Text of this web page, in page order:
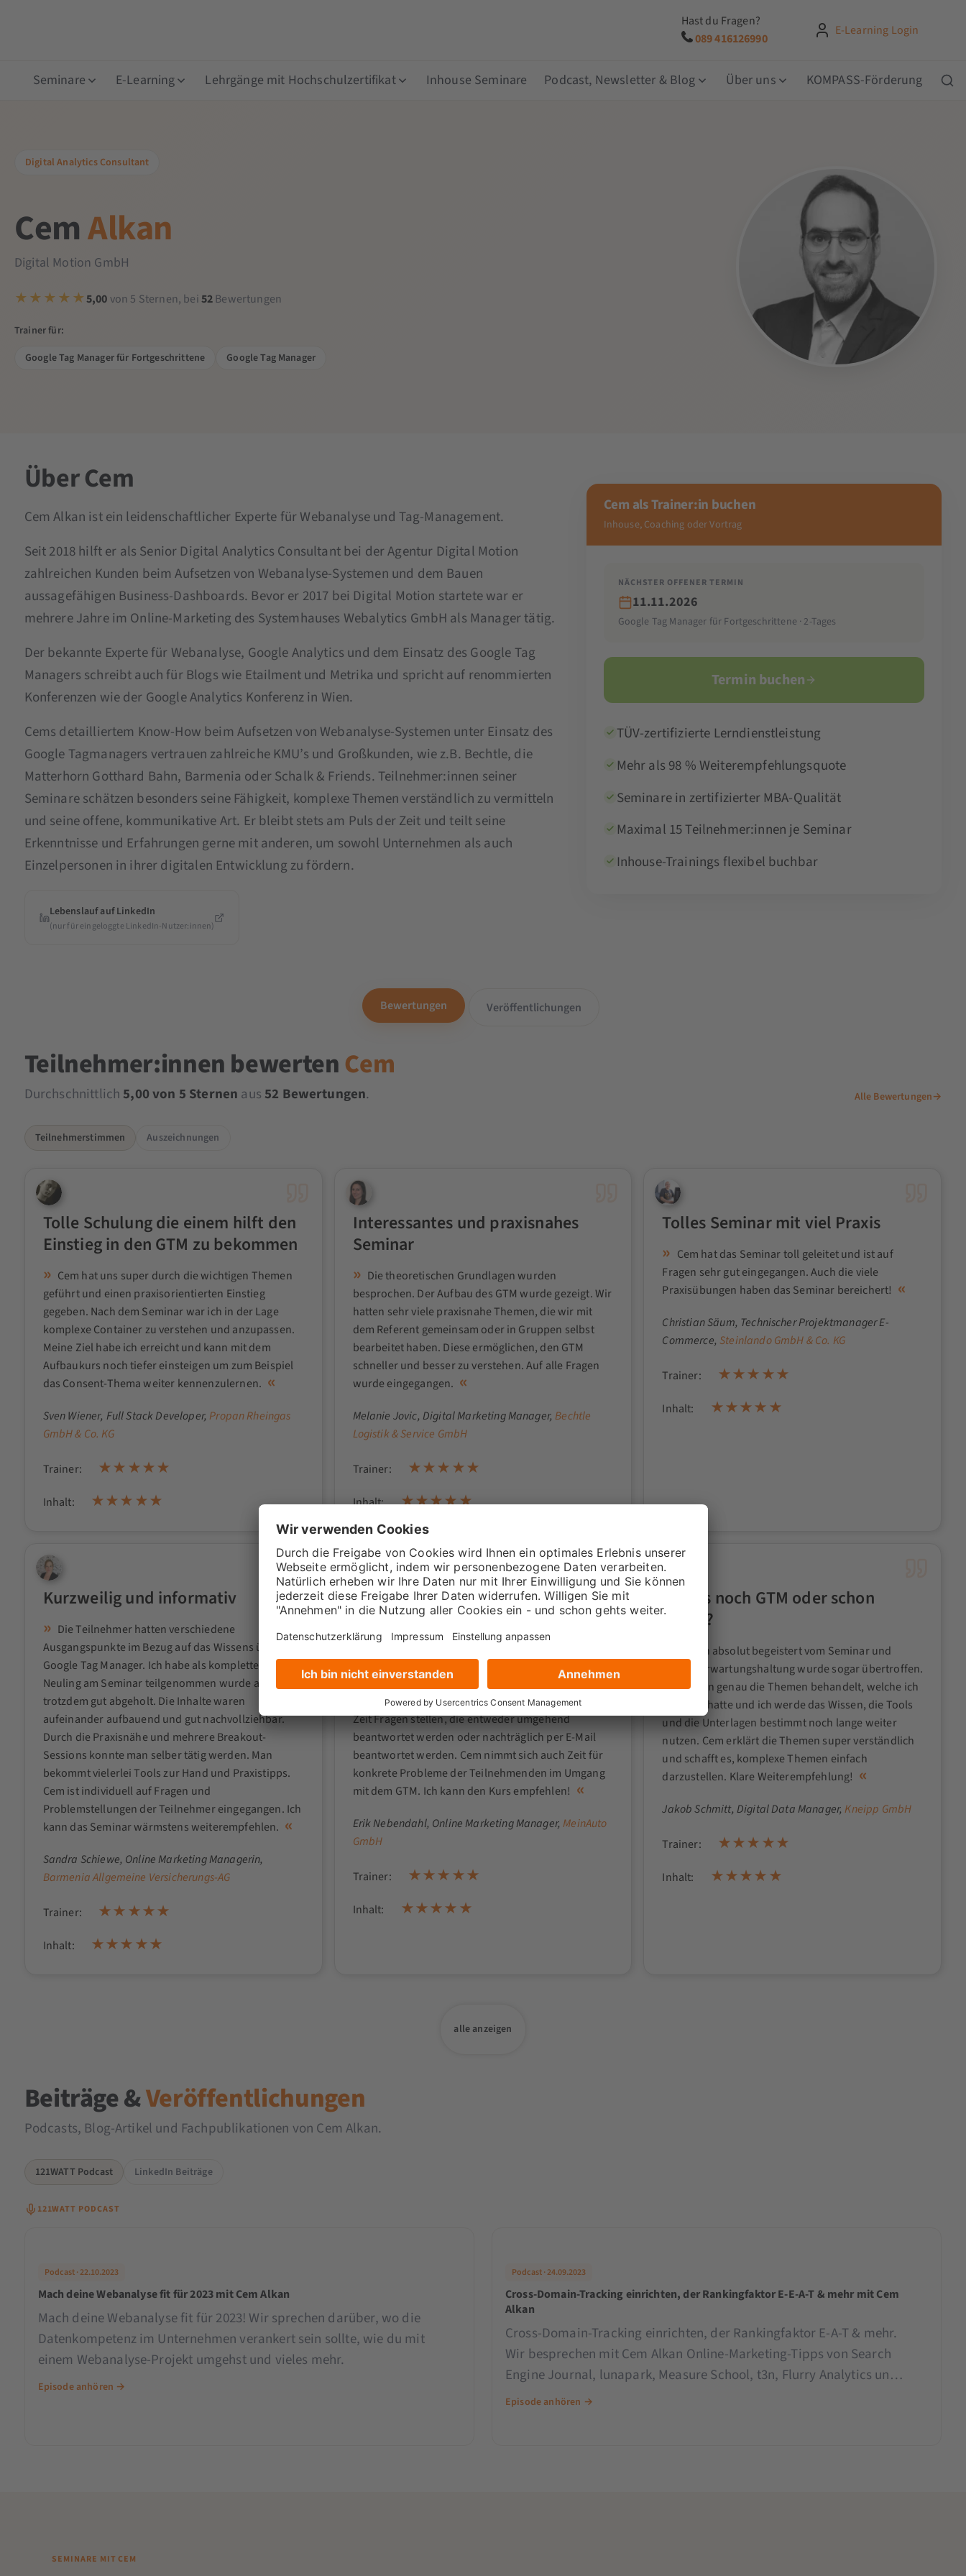
Hast du Fragen?
089 416126990
E-Learning Login
Seminare E-Learning Lehrgänge mit Hochschulzertifikat Inhouse Seminare Podcast, Newsletter & Blog Über uns KOMPASS-Förderung
Digital Analytics Consultant
CemAlkan
Digital Motion GmbH
5,00von 5 Sternen, bei52Bewertungen
Trainer für:
Google Tag Manager für Fortgeschrittene
Google Tag Manager
Über Cem
Cem Alkan ist ein leidenschaftlicher Experte für Webanalyse und Tag-Management.
Seit 2018 hilft er als Senior Digital Analytics Consultant bei der Agentur Digital Motion
zahlreichen Kunden beim Aufsetzen von Webanalyse-Systemen und dem Bauen
aussagefähigen Business-Dashboards. Bevor er 2017 bei Digital Motion startete war er
mehrere Jahre im Online-Marketing des Systemhauses Webalytics GmbH als Manager tätig.
Der bekannte Experte für Webanalyse, Google Analytics und dem Einsatz des Google Tag
Managers schreibt auch für Blogs wie Etailment und Metrika und spricht auf renommierten
Konferenzen wie der Google Analytics Konferenz in Wien.
Cems detailliertem Know-How beim Aufsetzen von Webanalyse-Systemen unter Einsatz des
Google Tagmanagers vertrauen zahlreiche KMU’s und Großkunden, wie z.B. Bechtle, die
Matterhorn Gotthard Bahn, Barmenia oder Schalk & Friends. Teilnehmer:innen seiner
Seminare schätzen besonders seine Fähigkeit, komplexe Themen verständlich zu vermitteln
und seine offene, kommunikative Art. Er bleibt stets am Puls der Zeit und teilt seine
Erkenntnisse und Erfahrungen gerne mit anderen, um sowohl Unternehmen als auch
Einzelpersonen in ihrer digitalen Entwicklung zu fördern.
Lebenslauf auf LinkedIn
(nur für eingeloggte LinkedIn-Nutzer:innen)
Cem als Trainer:in buchen
Inhouse, Coaching oder Vortrag
NÄCHSTER OFFENER TERMIN
11.11.2026
Google Tag Manager für Fortgeschrittene · 2-Tages
Termin buchen
TÜV-zertifizierte Lerndienstleistung
Mehr als 98 % Weiterempfehlungsquote
Seminare in zertifizierter MBA-Qualität
Maximal 15 Teilnehmer:innen je Seminar
Inhouse-Trainings flexibel buchbar
Bewertungen Veröffentlichungen
Teilnehmer:innen bewertenCem
Durchschnittlich 5,00 von 5 Sternen aus 52 Bewertungen. Alle Bewertungen→
Teilnehmerstimmen Auszeichnungen
Tolle Schulung die einem hilft den
Einstieg in den GTM zu bekommen
Cem hat uns super durch die wichtigen Themen
geführt und einen praxisorientierten Einstieg
gegeben. Nach dem Seminar war ich in der Lage
komplexe Container zu verstehen und anzupassen.
Meine Ziel habe ich erreicht und kann mit dem
Aufbaukurs noch tiefer einsteigen um zum Beispiel
das Consent-Thema weiter kennenzulernen.
Sven Wiener, Full Stack Developer,Propan Rheingas
GmbH & Co. KG
Trainer:
Inhalt:
Interessantes und praxisnahes
Seminar
Die theoretischen Grundlagen wurden
besprochen. Der Aufbau des GTM wurde gezeigt. Wir
hatten sehr viele praxisnahe Themen, die wir mit
dem Referent gemeinsam oder in Gruppen selbst
bearbeitet haben. Diese ermöglichen, den GTM
schneller und besser zu verstehen. Auf alle Fragen
wurde eingegangen.
Melanie Jovic, Digital Marketing Manager,Bechtle
Logistik & Service GmbH
Trainer:
Inhalt:
Tolles Seminar mit viel Praxis
Cem hat das Seminar toll geleitet und ist auf
Fragen sehr gut eingegangen. Auch die viele
Praxisübungen haben das Seminar bereichert!
Christian Säum, Technischer Projektmanager E-
Commerce,Steinlando GmbH & Co. KG
Trainer:
Inhalt:
Kurzweilig und informativ
Die Teilnehmer hatten verschiedene
Ausgangspunkte im Bezug auf das Wissens über den
Google Tag Manager. Ich habe als kompletter GTM-
Neuling am Seminar teilgenommen wurde aber
trotzdem gut abgeholt. Die Inhalte waren
aufeinander aufbauend und gut nachvollziehbar.
Durch die Praxisnähe und mehrere Breakout-
Sessions konnte man selber tätig werden. Man
bekommt vielerlei Tools zur Hand und Praxistipps.
Cem ist individuell auf Fragen und
Problemstellungen der Teilnehmer eingegangen. Ich
kann das Seminar wärmstens weiterempfehlen.
Sandra Schiewe, Online Marketing Managerin,
Barmenia Allgemeine Versicherungs-AG
Trainer:
Inhalt:
Erfüllt die Erwartungen
Cem geht auf alle viele grundlegende Punkte ein
und trägt sein Wissen in einem angemessenen
Tempo vor. Er versucht alle Teilnehmenden
mitzunehmen, auch wenn der Wissensstand im
Vorfeld stark unterschiedlich ist. Man kann zu jeder
Zeit Fragen stellen, die entweder umgehend
beantwortet werden oder nachträglich per E-Mail
beantwortet werden. Cem nimmt sich auch Zeit für
konkrete Probleme der Teilnehmenden im Umgang
mit dem GTM. Ich kann den Kurs empfehlen!
Erik Nebendahl, Online Marketing Manager,MeinAuto
GmbH
Trainer:
Inhalt:
Ist das noch GTM oder schon
Magie?
Ich bin absolut begeistert vom Seminar und
meiner Erwartungshaltung wurde sogar übertroffen.
Es wurden genau die Themen behandelt, welche ich
erwartet hatte und ich werde das Wissen, die Tools
und die Unterlagen bestimmt noch lange weiter
nutzen. Cem erklärt die Themen super verständlich
und schafft es, komplexe Themen einfach
darzustellen. Klare Weiterempfehlung!
Jakob Schmitt, Digital Data Manager,Kneipp GmbH
Trainer:
Inhalt:
alle anzeigen
Beiträge &Veröffentlichungen
Podcasts, Blog-Artikel und Fachpublikationen von Cem Alkan.
121WATT Podcast LinkedIn Beiträge
121WATT PODCAST
Podcast · 22.10.2023
Mach deine Webanalyse fit für 2023 mit Cem Alkan
Mach deine Webanalyse fit für 2023! Wir sprechen darüber, wo die
Datenkompetenz im Unternehmen verankert sein sollte, wie du mit
einem Webanalyse-Projekt umgehst und vieles mehr.
Episode anhören →
Podcast · 24.09.2023
Cross-Domain-Tracking einrichten, der Rankingfaktor E-E-A-T & mehr mit Cem
Alkan
Cross-Domain-Tracking einrichten, der Rankingfaktor E-A-T & mehr.
Wir besprechen mit Cem Alkan Online-Marketing-Tipps von Search
Engine Journal, lunapark, Measure School, t3n, Flurry Analytics und
Medium.
Episode anhören →
SEMINARE MIT CEM